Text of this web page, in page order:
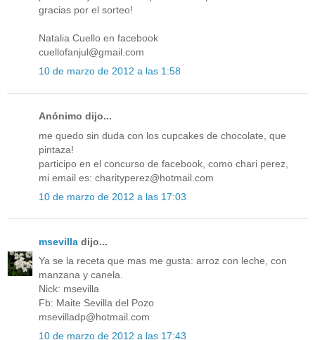
gracias por el sorteo!
Natalia Cuello en facebook
cuellofanjul@gmail.com
10 de marzo de 2012 a las 1:58
Anónimo dijo...
me quedo sin duda con los cupcakes de chocolate, que
pintaza!
participo en el concurso de facebook, como chari perez,
mi email es: charityperez@hotmail.com
10 de marzo de 2012 a las 17:03
msevilla dijo...
Ya se la receta que mas me gusta: arroz con leche, con
manzana y canela.
Nick: msevilla
Fb: Maite Sevilla del Pozo
msevilladp@hotmail.com
10 de marzo de 2012 a las 17:43